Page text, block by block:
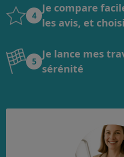
4
Je compare
les avis, et
5
Je lance mes
sérénité